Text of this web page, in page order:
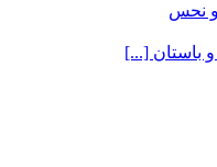
و نحس
باستان [...]